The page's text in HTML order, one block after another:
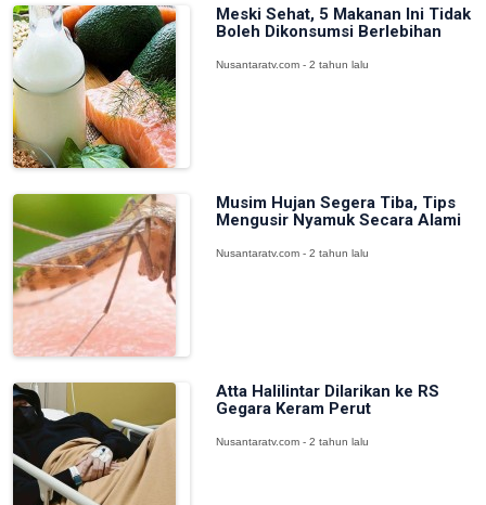
Meski Sehat, 5 Makanan Ini Tidak
Boleh Dikonsumsi Berlebihan
Nusantaratv.com - 2 tahun lalu
Musim Hujan Segera Tiba, Tips
Mengusir Nyamuk Secara Alami
Nusantaratv.com - 2 tahun lalu
Atta Halilintar Dilarikan ke RS
Gegara Keram Perut
Nusantaratv.com - 2 tahun lalu